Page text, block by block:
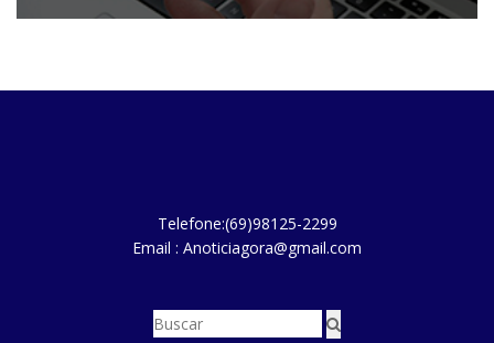
Telefone:(69)98125-2299
Email : Anoticiagora@gmail.com